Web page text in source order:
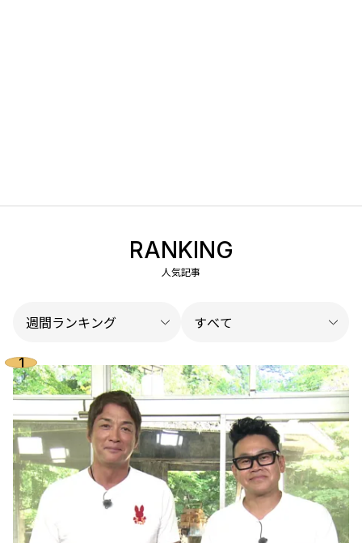
RANKING
人気記事